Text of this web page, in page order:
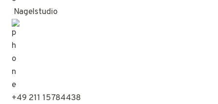
Nagelstudio
+49 211 15784438